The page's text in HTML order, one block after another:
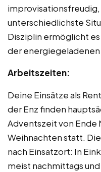
improvisationsfreudig,
unterschiedlichste
Disziplin ermöglicht
der
Arbeitszeiten:
Deine Einsätze als
der Enz finden
Adventszeit von Ende
Weihnachten statt.
nach Einsatzort: In
meist nachmittags